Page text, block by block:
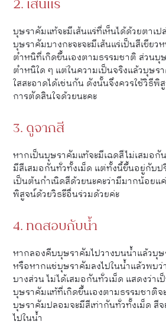
2. เส้นแร่
บุษราคัมแท้จะมีเส้นแร่ที่เห็นได้ด้วยตาเ
บุษราคัมบางกะจะจะมีเส้นแร่เป็นสีเขียว
ตำหนิที่เกิดขึ้นเองตามธรรมชาติ ส่วน
ตำหนิใด ๆ แต่ในความเป็นจริงแล้วบุษร
ใสสะอาดได้เช่นกัน ดังนั้นจึงควรใช้วิธี
การตัดสินใจด้วยนะคะ
3. ดูจากสี
หากเป็นบุษราคัมแท้จะมีเฉดสีไม่เสมอ
มีสีเสมอกันทั่วทั้งเม็ด แต่ทั้งนี้ขึ้นอยู่กับ
เป็นต้นกำเนิดสีด้วยนะคะว่ามีมากน้อย
พิสูจน์ด้วยวิธะีอื่นร่วมด้วยค่ะ
4. ทดสอบกับน้ำ
หากลองคีบบุษราคัมไปวางบนน้ำแล้วบุ
หรือหากแช่บุษราคัมลงไปในน้ำแล้วพบ
บางส่วน ไม่ได้เสมอกันทั่วเม็ด แสดงว่าเ
บุษราคัมแท้ที่เกิดขึ้นเองตามธรรมชาติจ
บุษราคัมปลอมจะมีสีเท่ากันทั่วทั้งเม็ด สีจ
ไปในน้ำ